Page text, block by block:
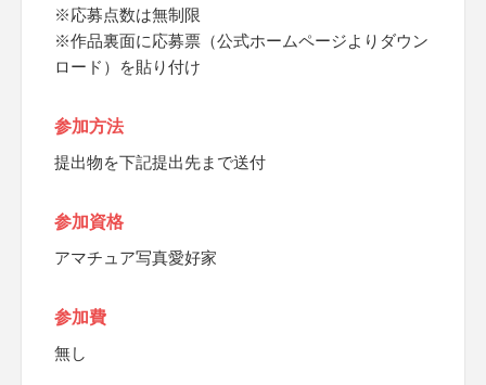
※応募点数は無制限
※作品裏面に応募票（公式ホームページよりダウン
ロード）を貼り付け
参加方法
提出物を下記提出先まで送付
参加資格
アマチュア写真愛好家
参加費
無し